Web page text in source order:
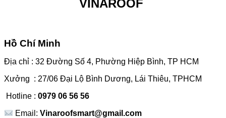
VINAROOF
Hồ Chí Minh
Địa chỉ : 32 Đường Số 4, Phường Hiệp Bình, TP HCM
Xưởng : 27/06 Đại Lộ Bình Dương, Lái Thiêu, TPHCM
Hotline : 0979 06 56 56
Email:Vinaroofsmart@gmail.com